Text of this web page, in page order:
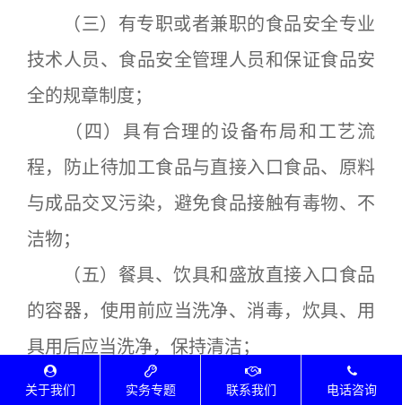
（三）有专职或者兼职的食品安全专业
技术人员、食品安全管理人员和保证食品安
全的规章制度；
（四）具有合理的设备布局和工艺流
程，防止待加工食品与直接入口食品、原料
与成品交叉污染，避免食品接触有毒物、不
洁物；
（五）餐具、饮具和盛放直接入口食品
的容器，使用前应当洗净、消毒，炊具、用
具用后应当洗净，保持清洁；
（六）贮存、运输和装卸食品的容器、
关于我们 实务专题 联系我们 电话咨询